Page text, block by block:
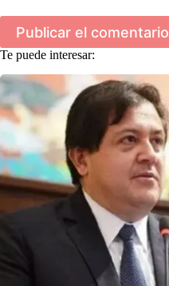
Publicar el comentario
Te puede interesar: